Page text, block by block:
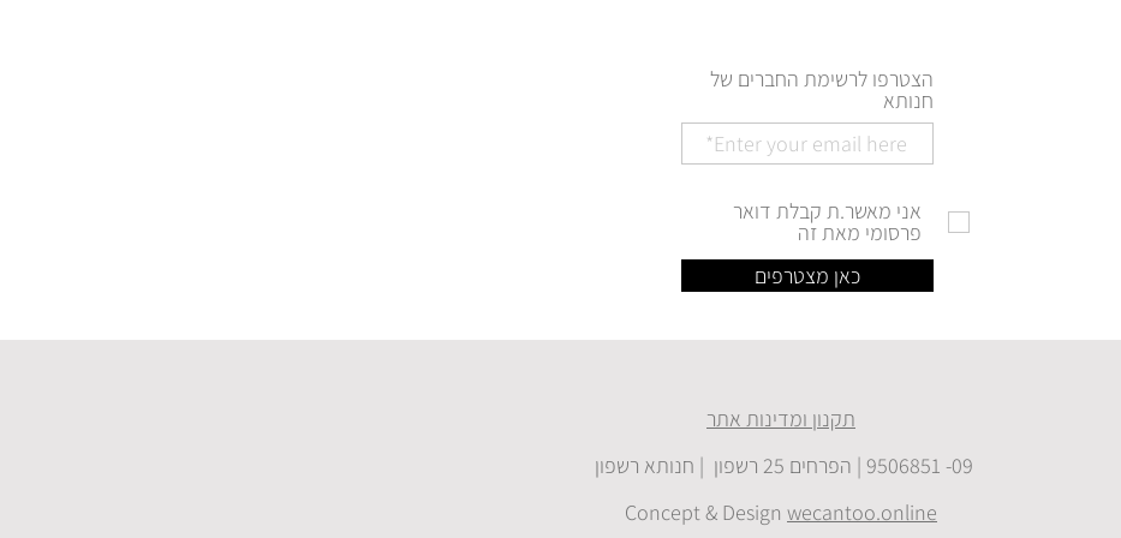
הצטרפו לרשימת החברים של
חנותא
אני מאשר.ת קבלת דואר
פרסומי מאת זה
כאן מצטרפים
תקנון ומדינות אתר
09- 9506851 | הפרחים 25 רשפון | חנותא רשפון
Concept & Design wecantoo.online